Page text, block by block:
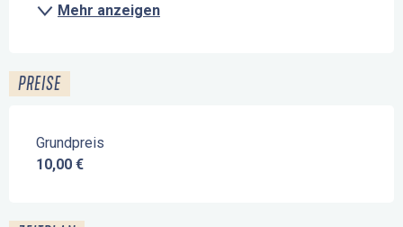
Mehr anzeigen
PREISE
Grundpreis
10,00 €